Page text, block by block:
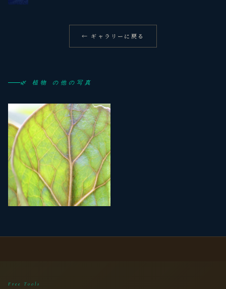
← ギャラリーに戻る
🌿 植物 の他の写真
Free Tools